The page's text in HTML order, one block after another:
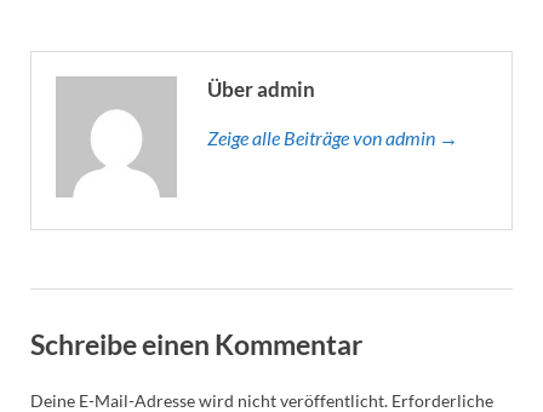
Über admin
Zeige alle Beiträge von admin →
Schreibe einen Kommentar
Deine E-Mail-Adresse wird nicht veröffentlicht. Erforderliche